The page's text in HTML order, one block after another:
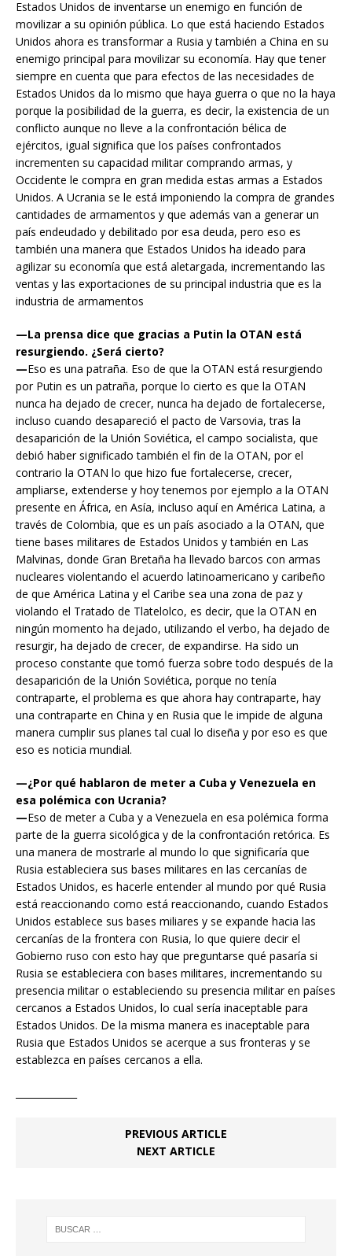
Estados Unidos de inventarse un enemigo en función de
movilizar a su opinión pública. Lo que está haciendo Estados
Unidos ahora es transformar a Rusia y también a China en su
enemigo principal para movilizar su economía. Hay que tener
siempre en cuenta que para efectos de las necesidades de
Estados Unidos da lo mismo que haya guerra o que no la haya
porque la posibilidad de la guerra, es decir, la existencia de un
conflicto aunque no lleve a la confrontación bélica de
ejércitos, igual significa que los países confrontados
incrementen su capacidad militar comprando armas, y
Occidente le compra en gran medida estas armas a Estados
Unidos. A Ucrania se le está imponiendo la compra de grandes
cantidades de armamentos y que además van a generar un
país endeudado y debilitado por esa deuda, pero eso es
también una manera que Estados Unidos ha ideado para
agilizar su economía que está aletargada, incrementando las
ventas y las exportaciones de su principal industria que es la
industria de armamentos
—La prensa dice que gracias a Putin la OTAN está
resurgiendo. ¿Será cierto?
—Eso es una patraña. Eso de que la OTAN está resurgiendo
por Putin es un patraña, porque lo cierto es que la OTAN
nunca ha dejado de crecer, nunca ha dejado de fortalecerse,
incluso cuando desapareció el pacto de Varsovia, tras la
desaparición de la Unión Soviética, el campo socialista, que
debió haber significado también el fin de la OTAN, por el
contrario la OTAN lo que hizo fue fortalecerse, crecer,
ampliarse, extenderse y hoy tenemos por ejemplo a la OTAN
presente en África, en Asía, incluso aquí en América Latina, a
través de Colombia, que es un país asociado a la OTAN, que
tiene bases militares de Estados Unidos y también en Las
Malvinas, donde Gran Bretaña ha llevado barcos con armas
nucleares violentando el acuerdo latinoamericano y caribeño
de que América Latina y el Caribe sea una zona de paz y
violando el Tratado de Tlatelolco, es decir, que la OTAN en
ningún momento ha dejado, utilizando el verbo, ha dejado de
resurgir, ha dejado de crecer, de expandirse. Ha sido un
proceso constante que tomó fuerza sobre todo después de la
desaparición de la Unión Soviética, porque no tenía
contraparte, el problema es que ahora hay contraparte, hay
una contraparte en China y en Rusia que le impide de alguna
manera cumplir sus planes tal cual lo diseña y por eso es que
eso es noticia mundial.
—¿Por qué hablaron de meter a Cuba y Venezuela en
esa polémica con Ucrania?
—Eso de meter a Cuba y a Venezuela en esa polémica forma
parte de la guerra sicológica y de la confrontación retórica. Es
una manera de mostrarle al mundo lo que significaría que
Rusia estableciera sus bases militares en las cercanías de
Estados Unidos, es hacerle entender al mundo por qué Rusia
está reaccionando como está reaccionando, cuando Estados
Unidos establece sus bases miliares y se expande hacia las
cercanías de la frontera con Rusia, lo que quiere decir el
Gobierno ruso con esto hay que preguntarse qué pasaría si
Rusia se estableciera con bases militares, incrementando su
presencia militar o estableciendo su presencia militar en países
cercanos a Estados Unidos, lo cual sería inaceptable para
Estados Unidos. De la misma manera es inaceptable para
Rusia que Estados Unidos se acerque a sus fronteras y se
establezca en países cercanos a ella.
PREVIOUS ARTICLE
NEXT ARTICLE